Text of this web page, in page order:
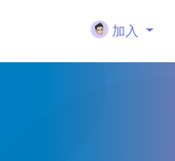
加入